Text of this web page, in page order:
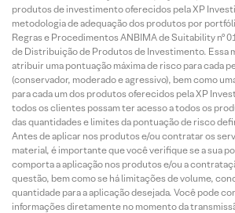
produtos de investimento oferecidos pela XP
metodologia de adequação dos produtos por
Regras e Procedimentos ANBIMA de Suitability nº
de Distribuição de Produtos de Investimento. Essa
atribuir uma pontuação máxima de risco para cada
(conservador, moderado e agressivo), bem como
para cada um dos produtos oferecidos pela XP
todos os clientes possam ter acesso a todos os
das quantidades e limites da pontuação de risco
Antes de aplicar nos produtos e/ou contratar os
material, é importante que você verifique se a sua
comporta a aplicação nos produtos e/ou a
questão, bem como se há limitações de volume,
quantidade para a aplicação desejada. Você pode
informações diretamente no momento da